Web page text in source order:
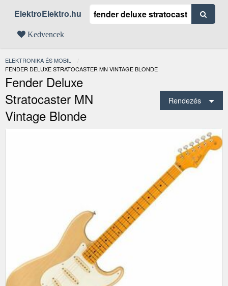
ElektroElektro.hu
Kedvencek
ELEKTRONIKA ÉS MOBIL
JELENLEGI:
FENDER DELUXE STRATOCASTER MN VINTAGE BLONDE
Fender Deluxe
Stratocaster MN
Vintage Blonde
Rendezés